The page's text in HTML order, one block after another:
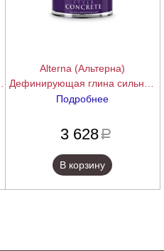
Alterna (Альтерна)
Дефинирующая глина сильной
фиксации с антивозрастным
Professional Styling Concrete
Clay, 52 гр
Подробнее
3 628a
В корзину